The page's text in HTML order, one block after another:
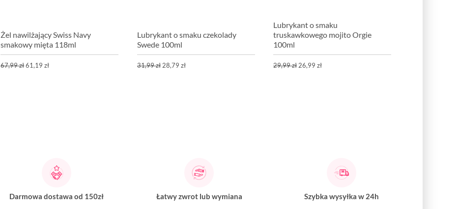
Żel nawilżający Swiss Navy
smakowy mięta 118ml
67,99 zł61,19 zł
Lubrykant o smaku czekolady
Swede 100ml
31,99 zł 28,79 zł
Lubrykant o smaku
truskawkowego mojito Orgie
100ml
29,99 zł 26,99 zł
Darmowa dostawa od 150zł Łatwy zwrot lub wymiana Szybka wysyłka w 24h